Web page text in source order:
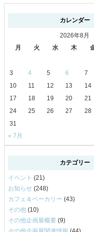
カレンダー
2026年8月
月
火 水 木
3
4 5 6 7
10
11 12 13 14
17
18 19 20 21
24
25 26 27 28
31
« 7月
カテゴリー
イベント (21)
お知らせ (248)
カフェ＆ベーカリー (43)
その他 (10)
その他企画展概要 (9)